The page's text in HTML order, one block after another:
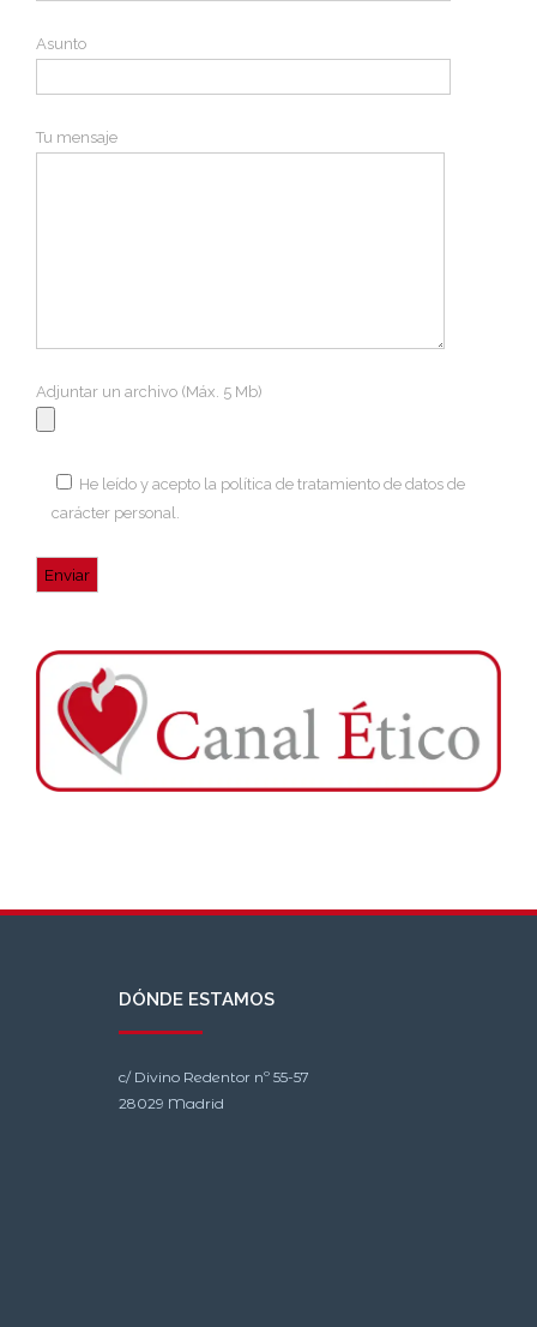
Asunto
Tu mensaje
Adjuntar un archivo (Máx. 5 Mb)
He leído y acepto la política de tratamiento de datos de
carácter personal.
DÓNDE ESTAMOS
c/ Divino Redentor nº 55-57
28029 Madrid